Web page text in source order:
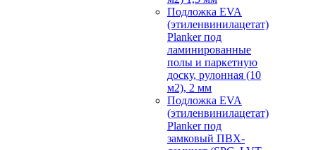
Подложка EVA
(этиленвинилацетат)
Planker под
ламинированные
полы и паркетную
доску, рулонная (10
м2), 2 мм
Подложка EVA
(этиленвинилацетат)
Planker под
замковый ПВХ-